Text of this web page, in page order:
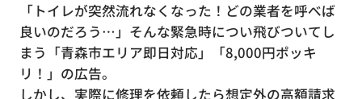
「トイレが突然流れなくなった！どの業者を呼べば
良いのだろう…」そんな緊急時につい飛びついてし
まう「青森市エリア即日対応」「8,000円ポッキ
リ！」の広告。
しかし、実際に修理を依頼したら想定外の高額請求